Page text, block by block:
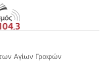
Αγίων Γραφών